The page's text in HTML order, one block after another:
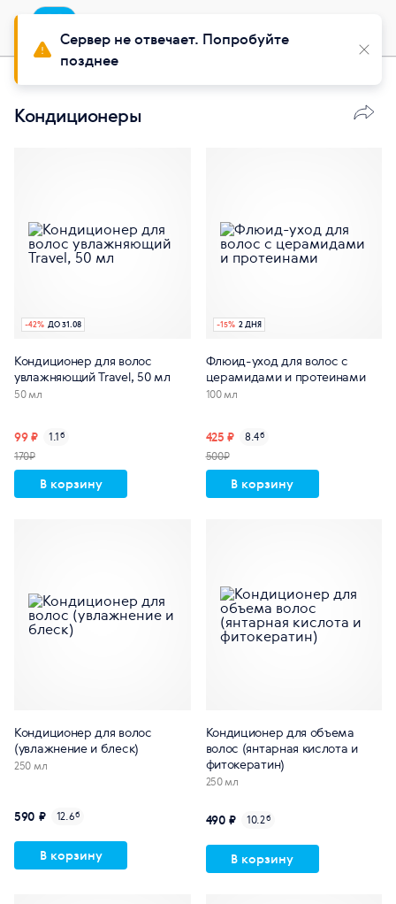
Buy Siberian
Красота
Кондиционеры
-42% ДО 31.08
Кондиционер для волос
увлажняющий Travel, 50 мл
50 мл
99 ₽ 1.1б
170₽
В корзину
-15% 2 ДНЯ
Флюид-уход для волос с
церамидами и протеинами
100 мл
425 ₽ 8.4б
500₽
В корзину
Кондиционер для волос
(увлажнение и блеск)
250 мл
590 ₽ 12.6б
В корзину
Кондиционер для объема
волос (янтарная кислота и
фитокератин)
250 мл
490 ₽ 10.2б
В корзину
Сервер не отвечает. Попробуйте
позднее